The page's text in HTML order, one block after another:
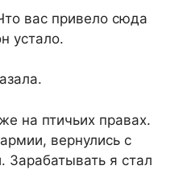
вас привело сюда
устало.
на птичьих правах.
вернулись с
я стал